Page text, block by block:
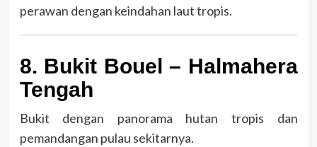
perawan dengan keindahan laut tropis.
8. Bukit Bouel – Halmahera
Tengah
Bukit dengan panorama hutan tropis dan
pemandangan pulau sekitarnya.